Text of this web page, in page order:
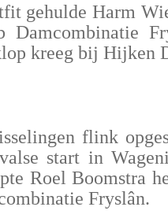
gehulde Harm
Damcombinatie
kreeg bij Hijken
flink
start in
Roel Boomstra
Fryslân.